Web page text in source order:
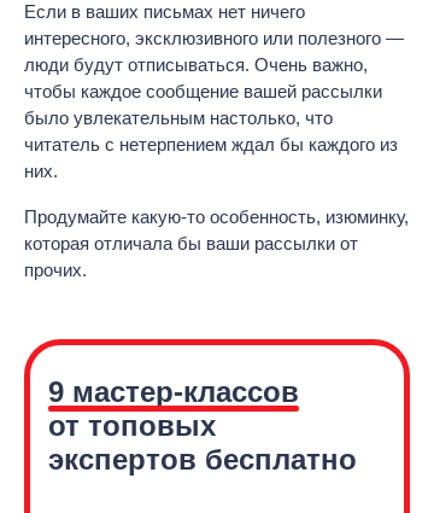
Если в ваших письмах нет ничего
интересного, эксклюзивного или полезного —
люди будут отписываться. Очень важно,
чтобы каждое сообщение вашей рассылки
было увлекательным настолько, что
читатель с нетерпением ждал бы каждого из
них.
Продумайте какую-то особенность, изюминку,
которая отличала бы ваши рассылки от
прочих.
9 мастер-классов
от топовых
экспертов бесплатно